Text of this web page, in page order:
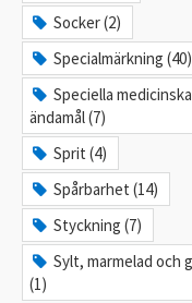
Socker (2)
Specialmärkning (40)
Speciella medicinska
ändamål (7)
Sprit (4)
Spårbarhet (14)
Styckning (7)
Sylt, marmelad och
(1)